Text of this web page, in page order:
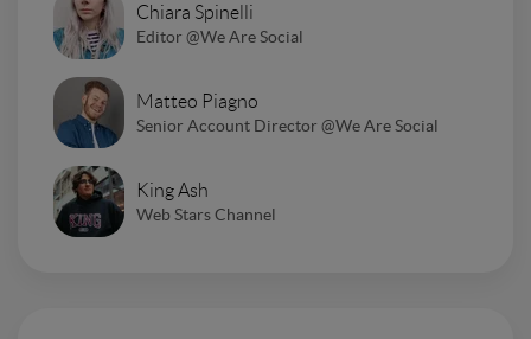
Chiara Spinelli
Editor @We Are Social
Matteo Piagno
Senior Account Director @We Are Social
King Ash
Web Stars Channel